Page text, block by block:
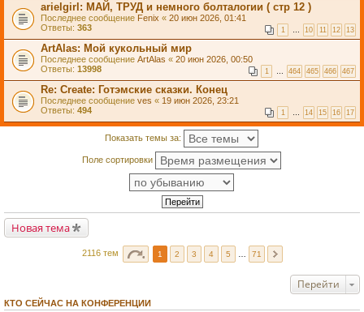
arielgirl: МАЙ, ТРУД и немного болталогии ( стр 12 )
Последнее сообщение Fenix « 20 июн 2026, 01:41
Ответы: 363 1 … 10 11 12 13
ArtAlas: Мой кукольный мир
Последнее сообщение ArtAlas « 20 июн 2026, 00:50
Ответы: 13998 1 … 464 465 466 467
Re: Create: Готэмские сказки. Конец
Последнее сообщение ves « 19 июн 2026, 23:21
Ответы: 494 1 … 14 15 16 17
Показать темы за:
Поле сортировки
Новая тема
2116 тем 1 2 3 4 5 71
Перейти
КТО СЕЙЧАС НА КОНФЕРЕНЦИИ